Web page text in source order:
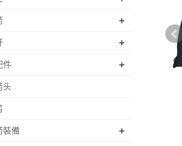
+
+
件 +
头
裝備
+